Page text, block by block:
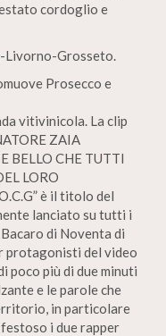
cordoglio e
Livorno-Grosseto.
Prosecco e
vitivinicola. La clip
ZAIA
BELLO CHE TUTTI
LORO
è il titolo del
lanciato su tutti i
di Noventa di
protagonisti del video
poco più di due minuti
e le parole che
in particolare
i due rapper